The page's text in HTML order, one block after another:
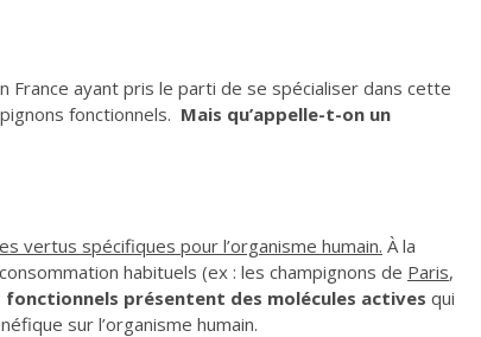
France ayant pris le parti de se spécialiser dans cette
fonctionnels. Mais qu’appelle-t-on un
vertus spécifiques pour l’organisme humain. À la
habituels (ex : les champignons de Paris,
fonctionnels présentent des molécules actives qui
sur l’organisme humain.